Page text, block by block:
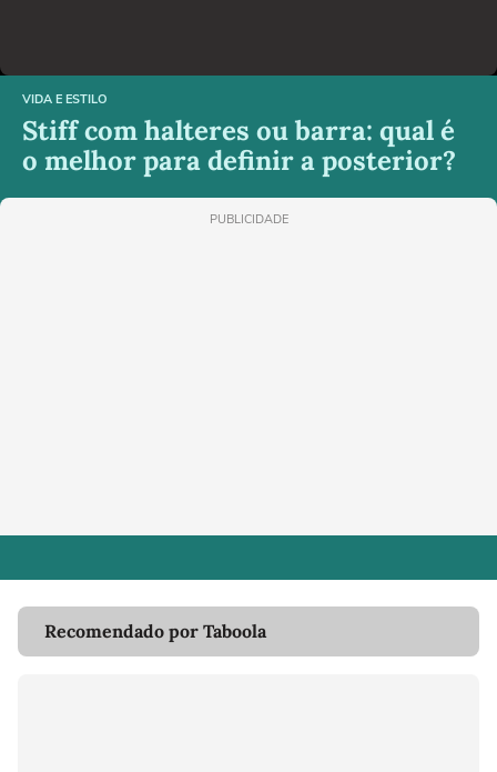
VIDA E ESTILO
Stiff com halteres ou barra: qual é
o melhor para definir a posterior?
PUBLICIDADE
Recomendado por Taboola